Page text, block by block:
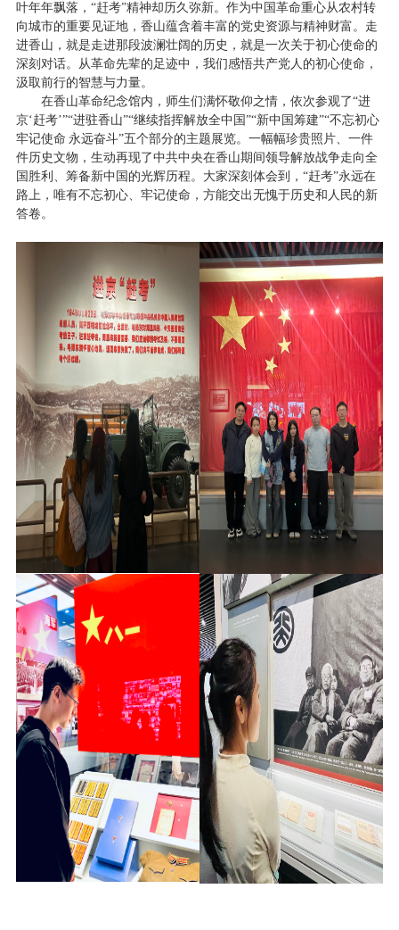
叶年年飘落， “赶考”精神却历久弥新。作为中国革命重心从农村转
向城市的重要见证地，香山蕴含着丰富的党史资源与精神财富。走
进香山，就是走进那段波澜壮阔的历史，就是一次关于初心使命的
深刻对话。从革命先辈的足迹中，我们感悟共产党人的初心使命，
汲取前行的智慧与力量。
在香山革命纪念馆内， 师生们满怀敬仰之情，依次参观了“进
京‘赶考’”“进驻香山”“继续指挥解放全中国 ”“新中国筹建”“不忘初心
牢记使命 永远奋斗”五个部分的主题展览。一幅幅珍贵照片、一件
件历史文物，生动再现了中共中央在香山期间领导解放战争走向全
国胜利、筹备新中国的光辉历程。大家深刻体会到， “赶考”永远在
路上，唯有不忘初心、牢记使命，方能交出无愧于历史和人民的新
答卷。